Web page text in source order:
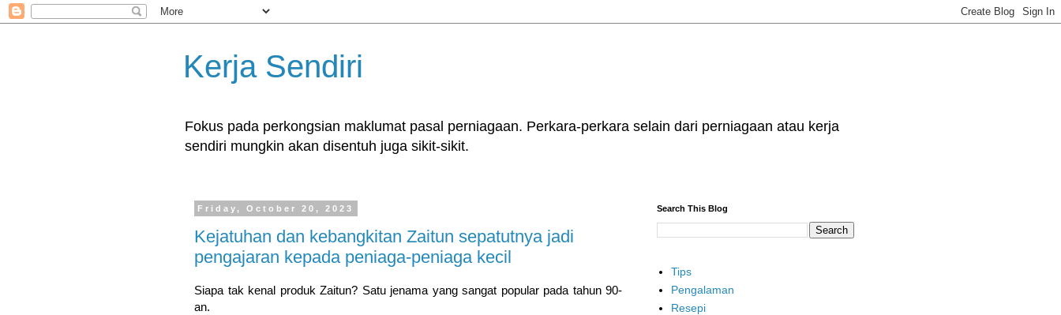
Kerja Sendiri
Fokus pada perkongsian maklumat pasal perniagaan. Perkara-perkara selain dari perniagaan atau kerja
sendiri mungkin akan disentuh juga sikit-sikit.
Friday, October 20, 2023
Kejatuhan dan kebangkitan Zaitun sepatutnya jadi
pengajaran kepada peniaga-peniaga kecil
Siapa tak kenal produk Zaitun? Satu jenama yang sangat popular pada tahun 90-
an.
Search This Blog
Tips
Pengalaman
Resepi